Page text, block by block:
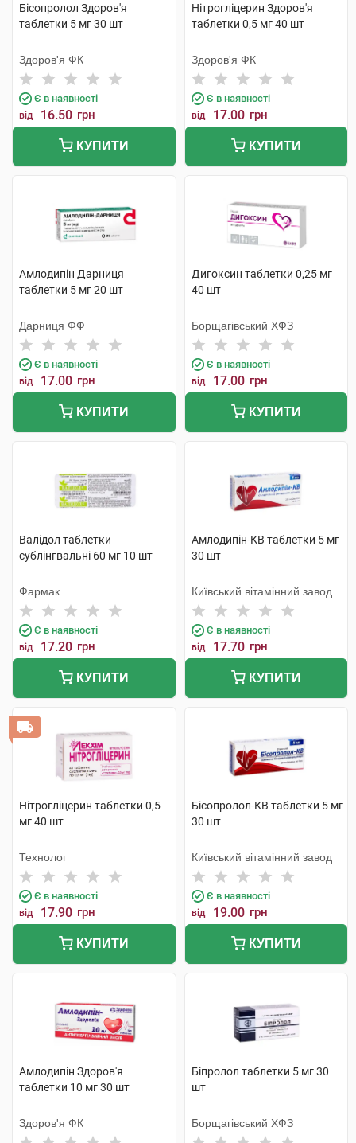
Бісопролол Здоров'я
таблетки 5 мг 30 шт
Здоров'я ФК
Є в наявності
від 16.50 грн
КУПИТИ
Нітрогліцерин Здоров'я
таблетки 0,5 мг 40 шт
Здоров'я ФК
Є в наявності
від 17.00 грн
КУПИТИ
Амлодипін Дарниця
таблетки 5 мг 20 шт
Дарниця ФФ
Є в наявності
від 17.00 грн
КУПИТИ
Дигоксин таблетки 0,25 мг
40 шт
Борщагівський ХФЗ
Є в наявності
від 17.00 грн
КУПИТИ
Валідол таблетки
сублінгвальні 60 мг 10 шт
Фармак
Є в наявності
від 17.20 грн
КУПИТИ
Амлодипін-КВ таблетки 5 мг
30 шт
Київський вітамінний завод
Є в наявності
від 17.70 грн
КУПИТИ
Нітрогліцерин таблетки 0,5
мг 40 шт
Технолог
Є в наявності
від 17.90 грн
КУПИТИ
Бісопролол-КВ таблетки 5 мг
30 шт
Київський вітамінний завод
Є в наявності
від 19.00 грн
КУПИТИ
Амлодипін Здоров'я
таблетки 10 мг 30 шт
Здоров'я ФК
Біпролол таблетки 5 мг 30
шт
Борщагівський ХФЗ